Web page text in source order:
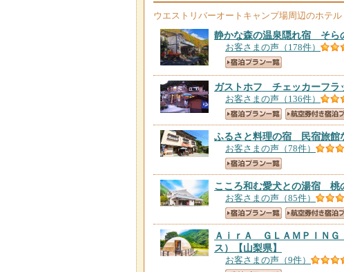
ウエストリバーオートキャンプ場周辺のホテ
静かな森の温泉隠れ宿 そら
お客さまの声（178件）
ガストホフ チェッカーフラ
お客さまの声（136件）
ふるさと料理の宿 民宿旅館
お客さまの声（78件）
こころ和む愛犬との湯宿 桃
お客さまの声（85件）
ＡｉｒＡ ＧＬＡＭＰＩＮ
ス）
【山梨県】
お客さまの声（9件）